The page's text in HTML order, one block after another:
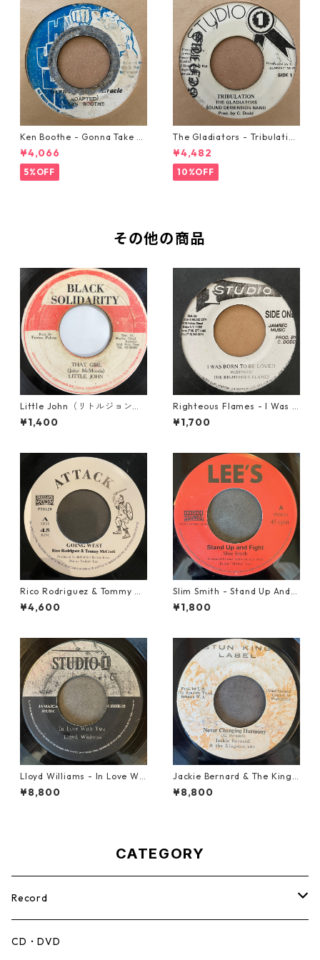
Ken Boothe - Gonna Take A
Miracle【7-21362】
¥4,066
5%OFF
The Gladiators - Tribulation
【7-21365】
¥4,482
10%OFF
その他の商品
Little John（リトルジョン）
- That Girl 【7-20045】
¥1,400
Righteous Flames - I Was B
orn To Be Loved【7-21191】
¥1,700
Rico Rodriguez & Tommy Mc
Cook - Going West【7-2198
3】
¥4,600
Slim Smith - Stand Up And F
ight 【7-21832】
¥1,800
Lloyd Williams - In Love Wit
h You【7-21917】
¥8,800
Jackie Bernard & The Kings
tonians - Never Changing H
armony【7-21948】
¥8,800
CATEGORY
Record
Mento,Calypso,Ballad
CD・DVD